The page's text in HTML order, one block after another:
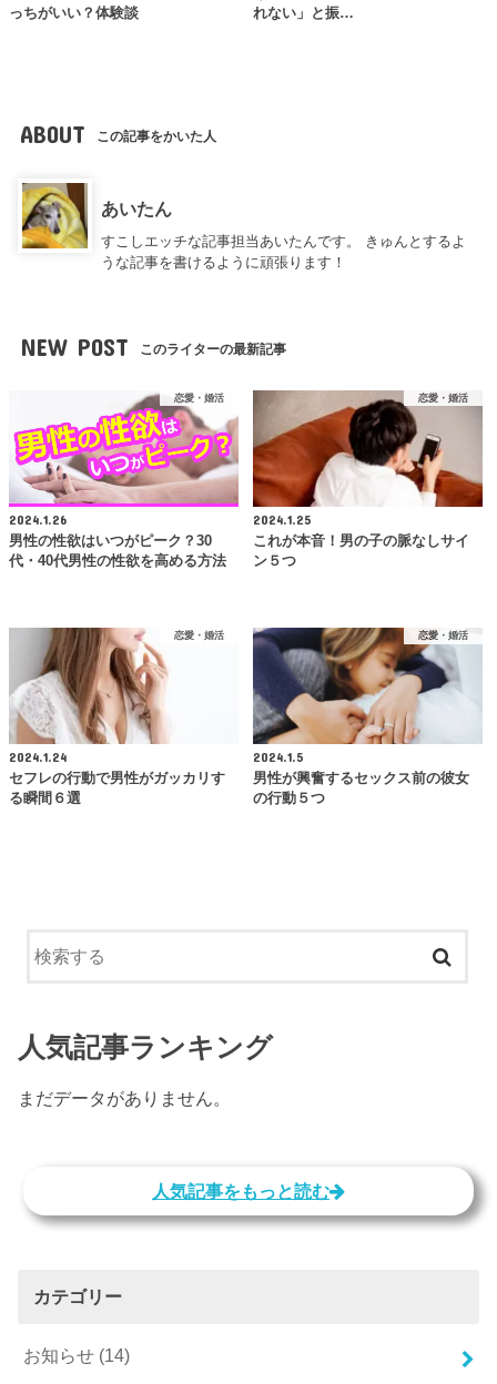
っちがいい？体験談
れない」と振…
ABOUT この記事をかいた人
あいたん
すこしエッチな記事担当あいたんです。 きゅんとするよ
うな記事を書けるように頑張ります！
NEW POST このライターの最新記事
恋愛・婚活
2024.1.26
男性の性欲はいつがピーク？30
代・40代男性の性欲を高める方法
恋愛・婚活
2024.1.25
これが本音！男の子の脈なしサイ
ン５つ
恋愛・婚活
2024.1.24
セフレの行動で男性がガッカリす
る瞬間６選
恋愛・婚活
2024.1.5
男性が興奮するセックス前の彼女
の行動５つ
人気記事ランキング
まだデータがありません。
人気記事をもっと読む
カテゴリー
お知らせ (14)